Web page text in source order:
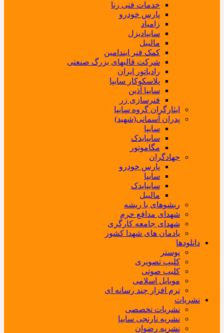
خدمات فنی رنا
پارس خودرو
زامیاد
سایپادیزل
مالیبل
کمک فنر ایندامین
شرکت قالبهای بزرگ صنعتی
رادیاتور ایران
پلاسکوکار سایپا
سایپا آذین
فنرسازی زر
ایثارگران گروه سایپا
پدران آسمانی(شهید)
سایپا
سایپایدک
مگاموتور
جهادگران
پارس خودرو
سایپا
سایپایدک
مالیبل
ریشوهای با ریشه
شهدای مدافع حرم
شهدای جامعه کارگری
یادمان های شهدا کشور
دانلودها
پوستر
کلیپ تصویری
کلیپ صوتی
موبایل اسلامی
نرم افزار چند رسانه ای
نشریات
نشریات تخصصی
نشریه نارنجی سایپا
نشریه رضوان